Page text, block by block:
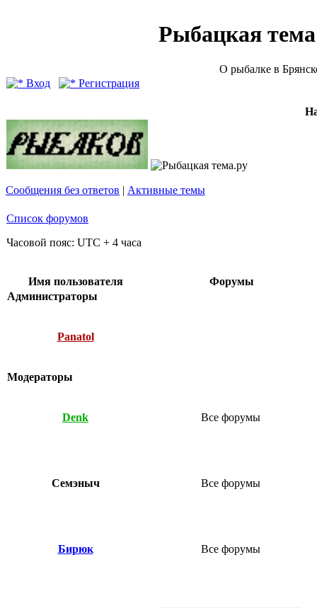
Рыбацкая
О рыбалке в
Вход
Регистрация
Сообщения без ответов | Активные темы
Список форумов
Часовой пояс: UTC + 4 часа
Имя пользователя
Форумы
Администраторы
Panatol
Модераторы
Denk Все форумы
Семэныч Все форумы
Бирюк Все форумы